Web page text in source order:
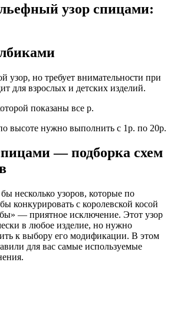
узор спицами:
узор, но требует внимательности при
для взрослых и детских изделий.
показаны все р.
высоте нужно выполнить с 1р. по 20р.
— подборка схем
несколько узоров, которые по
конкурировать с королевской косой
— приятное исключение. Этот узор
в любое изделие, но нужно
к выбору его модификации. В этом
для вас самые используемые